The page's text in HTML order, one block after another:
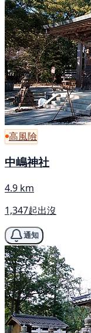
高風險
中嶋神社
4.9 km
1,347起出沒
通知